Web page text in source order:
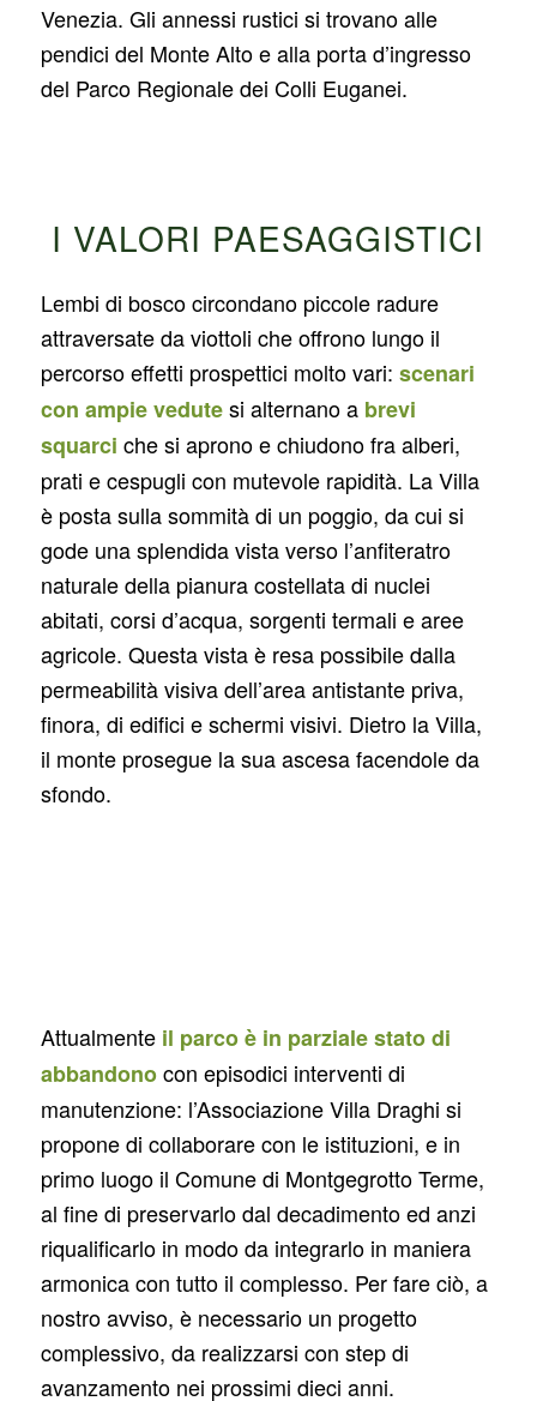
Venezia. Gli annessi rustici si trovano alle
pendici del Monte Alto e alla porta d’ingresso
del Parco Regionale dei Colli Euganei.
I VALORI PAESAGGISTICI
Lembi di bosco circondano piccole radure
attraversate da viottoli che offrono lungo il
percorso effetti prospettici molto vari: scenari
con ampie vedutesi alternano a brevi
squarci che si aprono e chiudono fra alberi,
prati e cespugli con mutevole rapidità. La Villa
è posta sulla sommità di un poggio, da cui si
gode una splendida vista verso l’anfiteratro
naturale della pianura costellata di nuclei
abitati, corsi d’acqua, sorgenti termali e aree
agricole. Questa vista è resa possibile dalla
permeabilità visiva dell’area antistante priva,
finora, di edifici e schermi visivi. Dietro la Villa,
il monte prosegue la sua ascesa facendole da
sfondo.
Attualmenteil parco è in parziale stato di
abbandonocon episodici interventi di
manutenzione: l’Associazione Villa Draghi si
propone di collaborare con le istituzioni, e in
primo luogo il Comune di Montgegrotto Terme,
al fine di preservarlo dal decadimento ed anzi
riqualificarlo in modo da integrarlo in maniera
armonica con tutto il complesso. Per fare ciò, a
nostro avviso, è necessario un progetto
complessivo, da realizzarsi con step di
avanzamento nei prossimi dieci anni.